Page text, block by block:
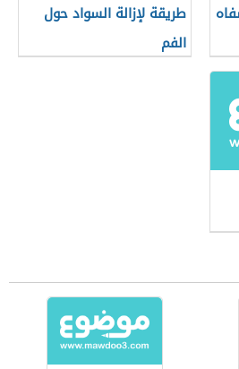
طريقة لإزالة السواد حول
الفم